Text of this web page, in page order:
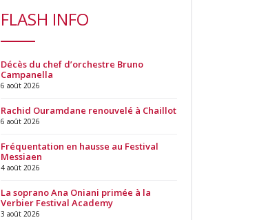
FLASH INFO
Décès du chef d’orchestre Bruno
Campanella
6 août 2026
Rachid Ouramdane renouvelé à Chaillot
6 août 2026
Fréquentation en hausse au Festival
Messiaen
4 août 2026
La soprano Ana Oniani primée à la
Verbier Festival Academy
3 août 2026